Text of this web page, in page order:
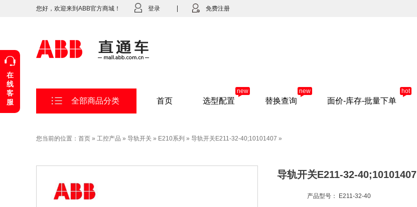
您好，欢迎来到ABB官方商城！ 登录 免费注册
全部商品分类 首页 选型配置
new
替换查询
new
面价-库存-批量下单
hot
您当前的位置： 首页 » 工控产品 » 导轨开关 » E210系列 » 导轨开关E211-32-40;10101407 »
导轨开关E211-32-40;10101407
产品型号： E211-32-40
在
线
客
服